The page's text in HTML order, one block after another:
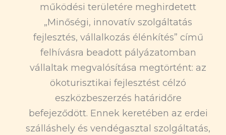
működési területére meghirdetett
„Minőségi, innovatív szolgáltatás
fejlesztés, vállalkozás élénkítés” című
felhívásra beadott pályázatomban
vállaltak megvalósítása megtörtént: az
ökoturisztikai fejlesztést célzó
eszközbeszerzés határidőre
befejeződött. Ennek keretében az erdei
szálláshely és vendégasztal szolgáltatás,